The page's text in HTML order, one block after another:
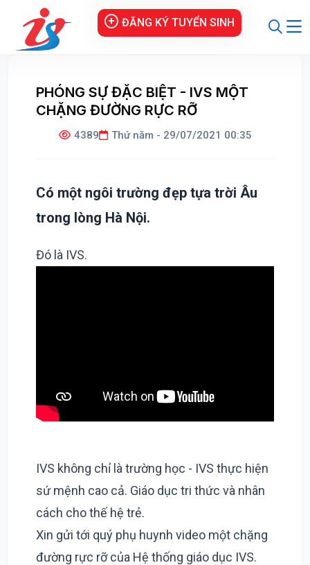
ĐĂNG KÝ TUYỂN SINH
PHÓNG SỰ ĐẶC BIỆT - IVS MỘT
CHẶNG ĐƯỜNG RỰC RỠ
4389 Thứ năm - 29/07/2021 00:35
Có một ngôi trường đẹp tựa trời Âu
trong lòng Hà Nội.
Đó là IVS.
IVS không chỉ là trường học - IVS thực hiện
sứ mệnh cao cả. Giáo dục tri thức và nhân
cách cho thế hệ trẻ.
Xin gửi tới quý phụ huynh video một chặng
đường rực rỡ của Hệ thống giáo dục IVS.